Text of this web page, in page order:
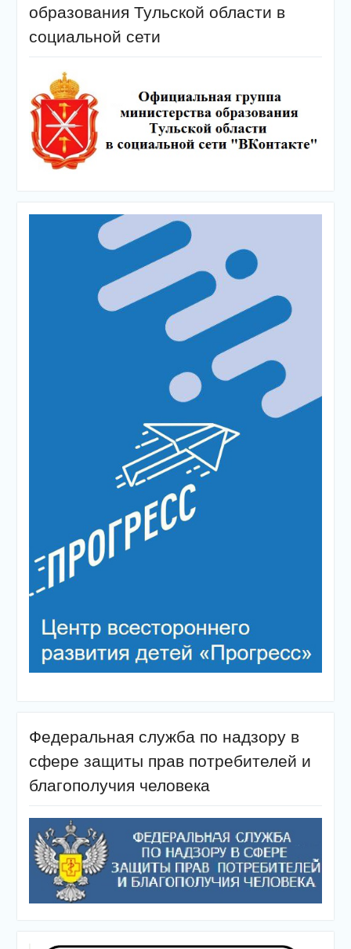
образования Тульской области в
социальной сети
Федеральная служба по надзору в
сфере защиты прав потребителей и
благополучия человека